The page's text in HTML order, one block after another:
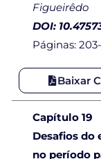
Figueirêdo
DOI:
Páginas: 203-
Baixar
Capítulo 19
Desafios do
no período